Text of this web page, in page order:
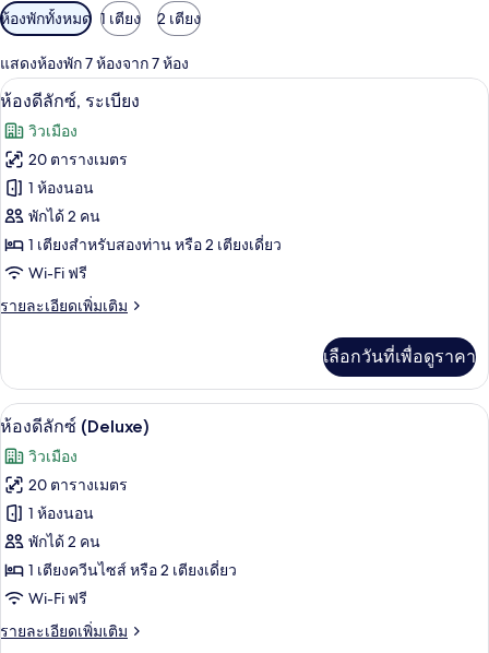
ตัว
กรอง
ที่
มี
ให้
สำหรับ
ห้อง
พัก
ห้องพักทั้งหมด 1 เตียง 2 เตียง
แสดงห้องพัก 7 ห้องจาก 7 ห้อง
เปิด
ภาพถ่าย
ทั้งหมด
ของ
ห้อง
ดี
ลัก
ซ์,
เครื่องนอนป้องกันสารก่อภูมิแพ้, ผ้านว
6
ห้องดีลักซ์, ระเบียง
วิวเมือง
20 ตารางเมตร
1 ห้องนอน
พักได้ 2 คน
1 เตียงสำหรับสองท่าน หรือ 2 เตียงเดี่ยว
Wi-Fi ฟรี
รายละเอียดเพิ่มเติม
ราย
เกี่ยว
กับ
ห้อง
ลัก
ซ์,
ระเบียง
เลือกวันที่เพื่อดูราคา
เปิด
ภาพถ่าย
ทั้งหมด
ของ
ห้อง
ดี
ลัก
ซ์
ห้องดีลักซ์ (Deluxe) | เครื่องนอนป้อง
7
ห้องดีลักซ์ (Deluxe)
วิวเมือง
20 ตารางเมตร
1 ห้องนอน
พักได้ 2 คน
1 เตียงควีนไซส์ หรือ 2 เตียงเดี่ยว
Wi-Fi ฟรี
รายละเอียดเพิ่มเติม
ราย